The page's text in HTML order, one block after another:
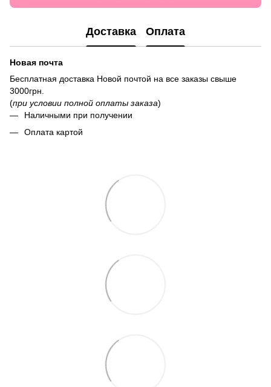
Доставка Оплата
Новая почта
Бесплатная доставка Новой почтой на все заказы свыше
3000грн.
(при условии полной оплаты заказа)
Наличными при получении
Оплата картой